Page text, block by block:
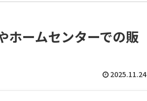
ホームセンターでの販
2025.11.24